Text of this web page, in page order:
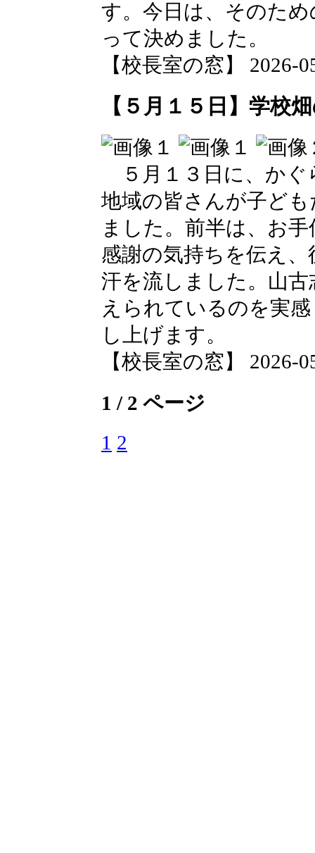
す。今日は、そのた
って決めました。
【校長室の窓】 2026-
【５月１５日】学校
５月１３日に、かぐ
地域の皆さんが子ど
ました。前半は、お
感謝の気持ちを伝え
汗を流しました。山
えられているのを実
し上げます。
【校長室の窓】 2026-
1 / 2 ページ
1 2